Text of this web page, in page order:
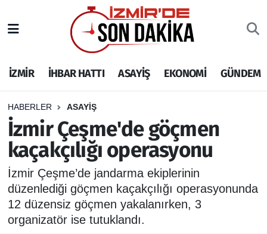
İZMİR İHBAR HATTI ASAYİŞ EKONOMİ GÜNDEM
HABERLER ASAYİŞ
İzmir Çeşme'de göçmen
kaçakçılığı operasyonu
İzmir Çeşme’de jandarma ekiplerinin
düzenlediği göçmen kaçakçılığı operasyonunda
12 düzensiz göçmen yakalanırken, 3
organizatör ise tutuklandı.
İHBAR HATTI
DEPREM
GENEL
EKONOMİ
SİYASET
SPOR
İzmir Nöbetçi Eczaneler
İzmir Hava Durumu
İzmir Namaz Vakitleri
İzmir Trafik Yoğunluk Haritası
Puan Durumu ve Fikstür
Tüm Manşetler
Son Dakika Haberleri